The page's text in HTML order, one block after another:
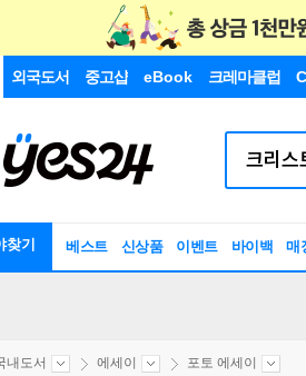
외국도서 중고샵 eBook 크레마클럽
찾기 베스트 신상품 이벤트 바이백 매
내도서 에세이 포토 에세이